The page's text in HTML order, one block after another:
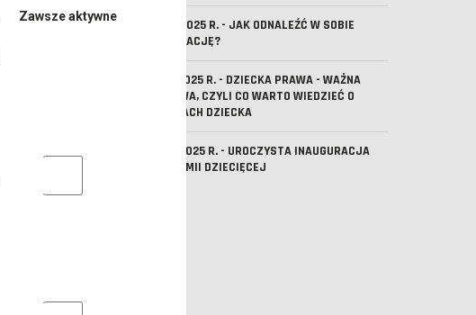
20.12.2025 R. - JAK ODNALEŹĆ W SOBIE
INSPIRACJĘ?
22.11.2025 R. - DZIECKA PRAWA - WAŻNA
SPRAWA, CZYLI CO WARTO WIEDZIEĆ O
PRAWACH DZIECKA
18.10.2025 R. - UROCZYSTA INAUGURACJA
AKADEMII DZIECIĘCEJ
Zawsze aktywne
Analityczne pliki cookie
Marketingowe pliki cookies